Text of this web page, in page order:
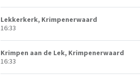
Lekkerkerk, Krimpenerwaard
16:33
Krimpen aan de Lek, Krimpenerwaard
16:33